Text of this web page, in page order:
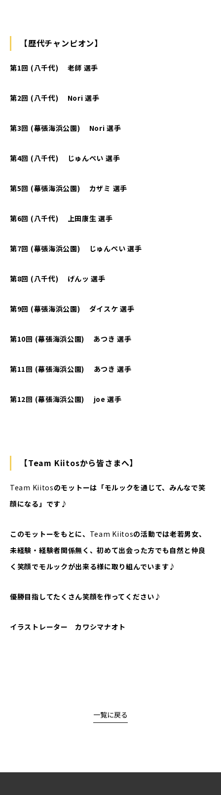
【歴代チャンピオン】
第1回 (八千代) 老師 選手
第2回 (八千代) Nori 選手
第3回 (幕張海浜公園) Nori 選手
第4回 (八千代) じゅんぺい 選手
第5回 (幕張海浜公園) カザミ 選手
第6回 (八千代) 上田康生 選手
第7回 (幕張海浜公園) じゅんぺい 選手
第8回 (八千代) げんッ 選手
第9回 (幕張海浜公園) ダイスケ 選手
第10回 (幕張海浜公園) あつき 選手
第11回 (幕張海浜公園) あつき 選手
第12回 (幕張海浜公園) joe 選手
【Team Kiitosから皆さまへ】
Team Kiitosのモットーは「モルックを通じて、みんなで笑
顔になる」です♪
このモットーをもとに、 Team Kiitosの活動では老若男女、
未経験・経験者関係無く、初めて出会った方でも自然と仲良
く笑顔でモルックが出来る様に取り組んでいます♪
優勝目指してたくさん笑顔を作ってください♪
イラストレーター カワシマナオト
一覧に戻る